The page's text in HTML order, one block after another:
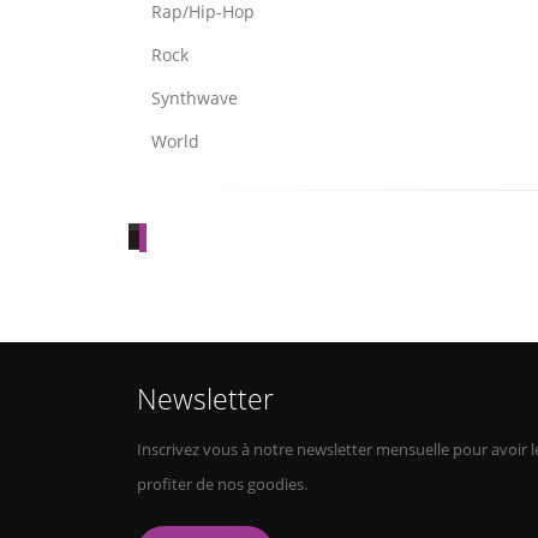
Rap/Hip-Hop
Rock
Synthwave
World
Newsletter
Inscrivez vous à notre newsletter mensuelle pour avoir
profiter de nos goodies.